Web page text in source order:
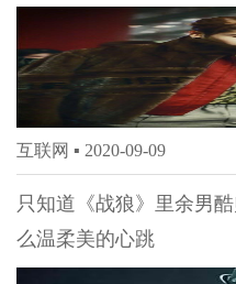
互联网 ▪ 2020-09-09
只知道《战狼》里余男
么温柔美的心跳